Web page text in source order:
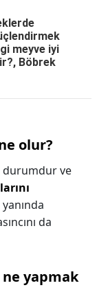
meyve iyi
Böbrek
olur?
durumdur ve
da
yapmak